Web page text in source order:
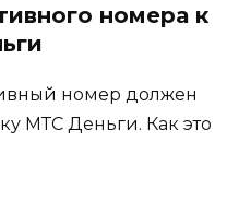
номера к
номер должен
МТС Деньги. Как это